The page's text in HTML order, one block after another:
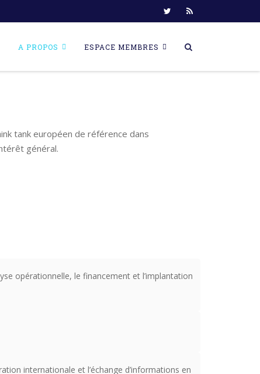
A PROPOS ESPACE MEMBRES
tank européen de référence dans
général.
opérationnelle, le financement et l’implantation
internationale et l’échange d’informations en